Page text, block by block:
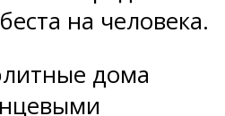
на человека.
дома